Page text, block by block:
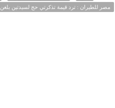
مصر للطيران : ترد قيمة تذكرتي حج لسيدتين بلغن 85 عاما